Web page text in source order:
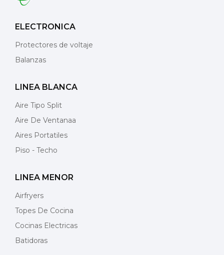
ELECTRONICA
Protectores de voltaje
Balanzas
LINEA BLANCA
Aire Tipo Split
Aire De Ventanaa
Aires Portatiles
Piso - Techo
LINEA MENOR
Airfryers
Topes De Cocina
Cocinas Electricas
Batidoras